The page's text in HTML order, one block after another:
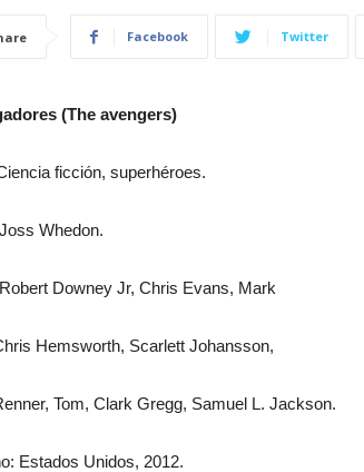
Facebook Twitter
(The avengers)
ficción, superhéroes.
Whedon.
Downey Jr, Chris Evans, Mark
Hemsworth, Scarlett Johansson,
Tom, Clark Gregg, Samuel L. Jackson.
Estados Unidos, 2012.